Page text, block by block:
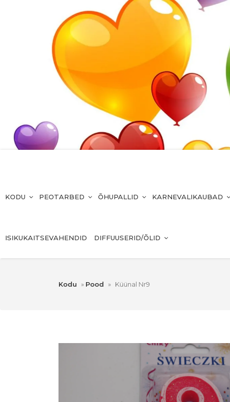
KODU PEOTARBED ÕHUPALLID KARNEVALIKAUBAD
ISIKUKAITSEVAHENDID DIFFUUSERID/ÕLID
Kodu » Pood » Küünal Nr9